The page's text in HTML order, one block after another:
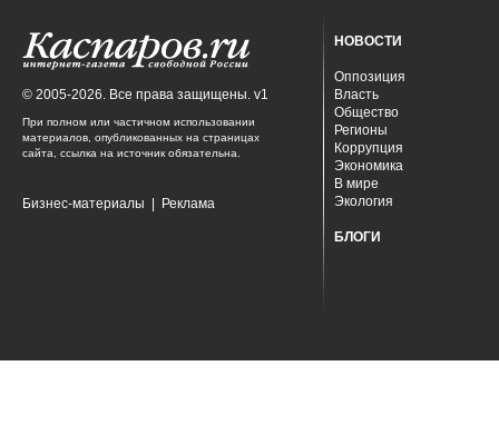
© 2005-2026. Все права защищены. v1
При полном или частичном использовании
материалов, опубликованных на страницах
сайта, ссылка на источник обязательна.
Бизнес-материалы Реклама
НОВОСТИ
Оппозиция
Власть
Общество
Регионы
Коррупция
Экономика
В мире
Экология
БЛОГИ